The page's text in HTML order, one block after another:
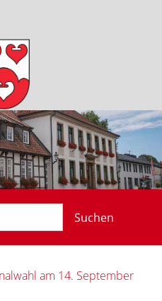
Suchen
am 14. September